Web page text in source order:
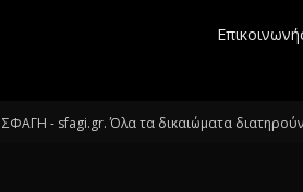
ΣΦΑΓΗ - sfagi.gr. Όλα τα δικαιώματα